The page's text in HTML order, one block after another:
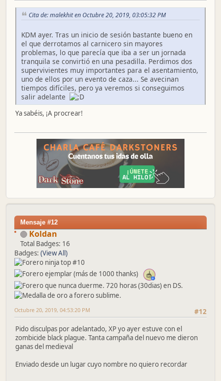
Cita de: malekhit en Octubre 20, 2019, 03:05:32 PM
KDM ayer. Tras un inicio de sesión bastante bueno en
el que derrotamos al carnicero sin mayores
problemas, lo que parecía que iba a ser un jornada
tranquila se convirtió en una pesadilla. Perdimos dos
supervivientes muy importantes para el asentamiento,
uno de ellos por un evento de caza... Se avecinan
tiempos difíciles, pero ya veremos si conseguimos
salir adelante
Ya sabéis, ¡A procrear!
Mensaje #12
Koldan
Total Badges: 16
Badges: (View All)
#12
Octubre 20, 2019, 04:53:20 PM
Pido disculpas por adelantado, XP yo ayer estuve con el
zombicide black plague. Tanta campaña del nuevo me dieron
ganas del medieval
Enviado desde un lugar cuyo nombre no quiero recordar